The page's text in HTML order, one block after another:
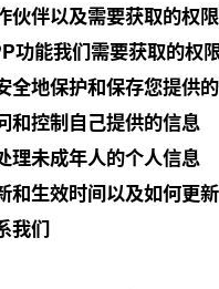
伙伴以及需要获取的权
功能我们需要获取的权
全地保护和保存您提供
和控制自己提供的信息
理未成年人的个人信息
和生效时间以及如何更新
我们